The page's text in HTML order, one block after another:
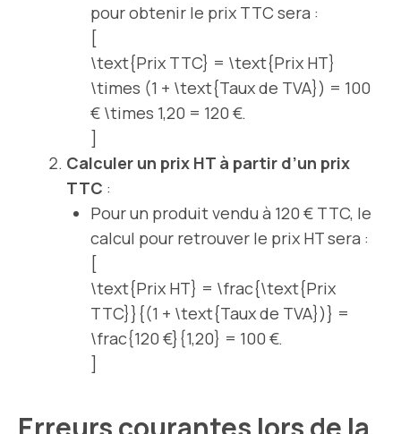
pour obtenir le prix TTC sera :
[
\text{Prix TTC} = \text{Prix HT}
\times (1 + \text{Taux de TVA}) = 100
€ \times 1,20 = 120 €.
]
Calculer un prix HT à partir d’un prix
TTC :
Pour un produit vendu à 120 € TTC, le
calcul pour retrouver le prix HT sera :
[
\text{Prix HT} = \frac{\text{Prix
TTC}}{(1 + \text{Taux de TVA})} =
\frac{120 €}{1,20} = 100 €.
]